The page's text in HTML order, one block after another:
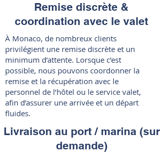
Remise discrète &
coordination avec le valet
À Monaco, de nombreux clients
privilégient une remise discrète et un
minimum d’attente. Lorsque c’est
possible, nous pouvons coordonner la
remise et la récupération avec le
personnel de l’hôtel ou le service valet,
afin d’assurer une arrivée et un départ
fluides.
Livraison au port / marina (sur
demande)